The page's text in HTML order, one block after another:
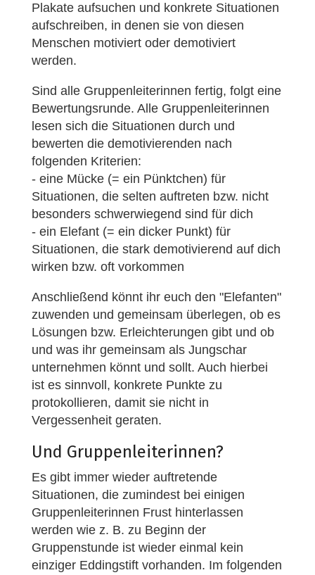
Plakate aufsuchen und konkrete Situationen
aufschreiben, in denen sie von diesen
Menschen motiviert oder demotiviert
werden.
Sind alle Gruppenleiterinnen fertig, folgt eine
Bewertungsrunde. Alle Gruppenleiterinnen
lesen sich die Situationen durch und
bewerten die demotivierenden nach
folgenden Kriterien:
- eine Mücke (= ein Pünktchen) für
Situationen, die selten auftreten bzw. nicht
besonders schwerwiegend sind für dich
- ein Elefant (= ein dicker Punkt) für
Situationen, die stark demotivierend auf dich
wirken bzw. oft vorkommen
Anschließend könnt ihr euch den "Elefanten"
zuwenden und gemeinsam überlegen, ob es
Lösungen bzw. Erleichterungen gibt und ob
und was ihr gemeinsam als Jungschar
unternehmen könnt und sollt. Auch hierbei
ist es sinnvoll, konkrete Punkte zu
protokollieren, damit sie nicht in
Vergessenheit geraten.
Und Gruppenleiterinnen?
Es gibt immer wieder auftretende
Situationen, die zumindest bei einigen
Gruppenleiterinnen Frust hinterlassen
werden wie z. B. zu Beginn der
Gruppenstunde ist wieder einmal kein
einziger Eddingstift vorhanden. Im folgenden